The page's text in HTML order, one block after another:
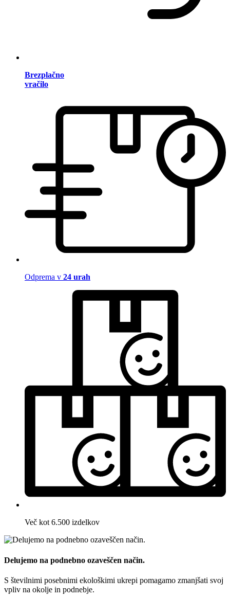
Brezplačno
vračilo
Odprema v 24 urah
Več kot 6.500 izdelkov
Delujemo na podnebno ozaveščen način.
S številnimi posebnimi ekološkimi ukrepi pomagamo zmanjšati svoj
vpliv na okolje in podnebje.